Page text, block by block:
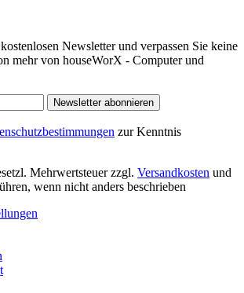
Newsletter und verpassen Sie keine
mehr von houseWorX - Computer und
Newsletter abonnieren
zur Kenntnis
Mehrwertsteuer zzgl. Versandkosten und
wenn nicht anders beschrieben